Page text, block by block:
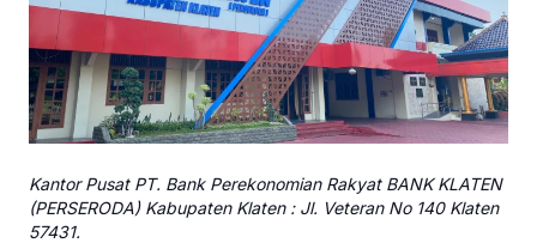
Kantor Pusat PT. Bank Perekonomian Rakyat BANK KLATEN
(PERSERODA) Kabupaten Klaten : Jl. Veteran No 140 Klaten
57431.